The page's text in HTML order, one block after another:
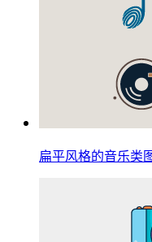
扁平风格的音乐类